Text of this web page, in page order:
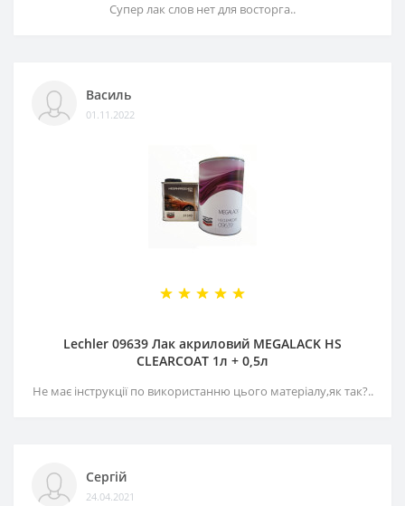
Супер лак слов нет для восторга..
Василь
01.11.2022
Lechler 09639 Лак акриловий MEGALACK HS
CLEARCOAT 1л + 0,5л
Не має інструкції по використанню цього матеріалу,як так?..
Сергій
24.04.2021